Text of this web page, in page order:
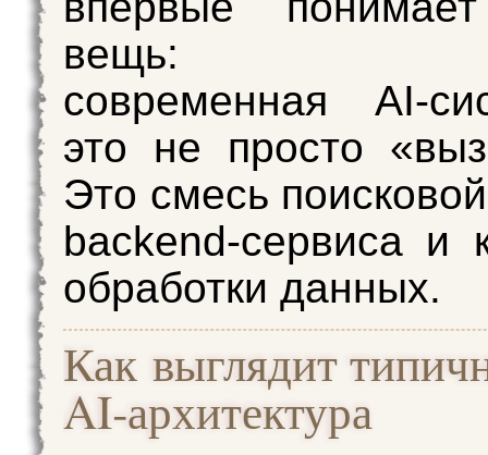
вещь:
современная
это не просто
Это смесь
backend‑сервиса и
обработки данных.
Как выглядит
AI‑архитектура